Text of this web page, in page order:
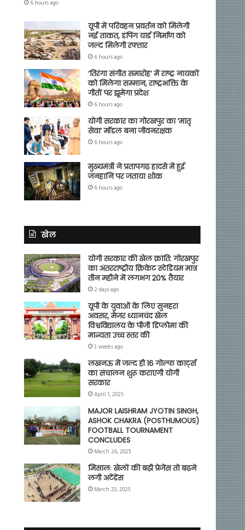
6 hours ago
यूपी में परिवहन प्रवर्तन को मिलेगी
नई ताकत, डंपिंग यार्ड निर्माण को
जल्द मिलेगी रफ्तार
6 hours ago
‘तिरंगा संगीत समारोह’ में राष्ट्र नायकों
को मिलेगा सम्मान, राष्ट्रभक्ति के
गीतों पर झूमेगा प्रदेश
6 hours ago
योगी सरकार का गोरखपुर का ‘मातृ
सेवा’ मॉडल बना जीवनरक्षक
6 hours ago
मुख्यमंत्री ने प्रतापगढ़ हादसे में हुई
जनहानि पर जताया शोक
6 hours ago
खेल
योगी सरकार की खेल क्रांति: गोरखपुर
का अंतरराष्ट्रीय क्रिकेट स्टेडियम मात्र
तीन महीने में लगभग 20% तैयार
2 days ago
यूपी के युवाओं के लिए सुनहरा
अवसर, मेजर ध्यानचंद खेल
विश्वविद्यालय के पीजी डिप्लोमा की
मान्यता उच्च स्तर की
3 weeks ago
लखनऊ में जल्द ही 16 गोल्फ कार्ट्स
का संचालन शुरू कराएगी योगी
सरकार
April 1, 2025
MAJOR LAISHRAM JYOTIN SINGH,
ASHOK CHAKRA (POSTHUMOUS)
FOOTBALL TOURNAMENT
CONCLUDES
March 26, 2025
मिसालः खेलों की बढ़ी प्रेजेंस तो बढ़ने
लगी अटेंडेंस
March 23, 2025